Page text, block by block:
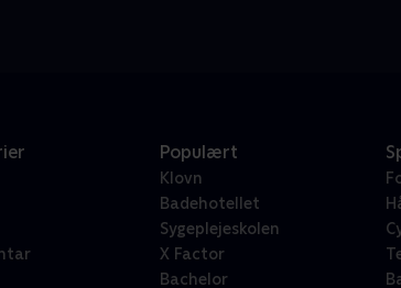
Populært
Klovn
Badehotellet
Sygeplejeskolen
X Factor
Bachelor